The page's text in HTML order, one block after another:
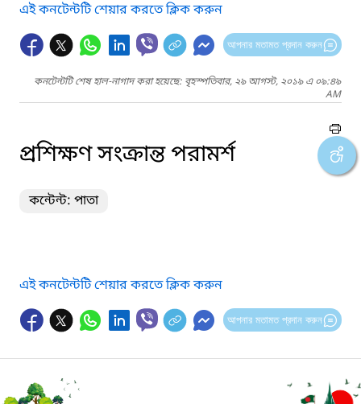
এই কনটেন্টটি শেয়ার করতে ক্লিক করুন
আপনার মতামত প্রদান করুন
কনটেন্টটি শেষ হাল-নাগাদ করা হয়েছে: বৃহস্পতিবার, ২৯ আগস্ট, ২০১৯ এ ০৯:৪৯
AM
প্রশিক্ষণ সংক্রান্ত পরামর্শ
কন্টেন্ট: পাতা
এই কনটেন্টটি শেয়ার করতে ক্লিক করুন
আপনার মতামত প্রদান করুন